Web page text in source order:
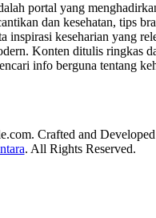
portal yang
dan kesehatan, tips
inspirasi keseharian yang
Konten ditulis ringkas
info berguna tentang
Crafted and
. All Rights Reserved.